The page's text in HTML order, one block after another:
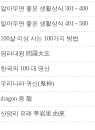
알아두면 좋은 생활상식 301∼400
알아두면 좋은 생활상식 401∼580
100살 이상 사는 100가지 방법
염라대왕 閻羅大王
한국의 100 대 명산
우리나라 귀신(鬼神)
dragon 용 龍
신암리 유래 莘岩里 由來